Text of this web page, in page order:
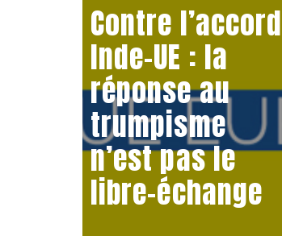
Contre l’accord
Inde-UE : la
réponse au
trumpisme
n’est pas le
libre-échange